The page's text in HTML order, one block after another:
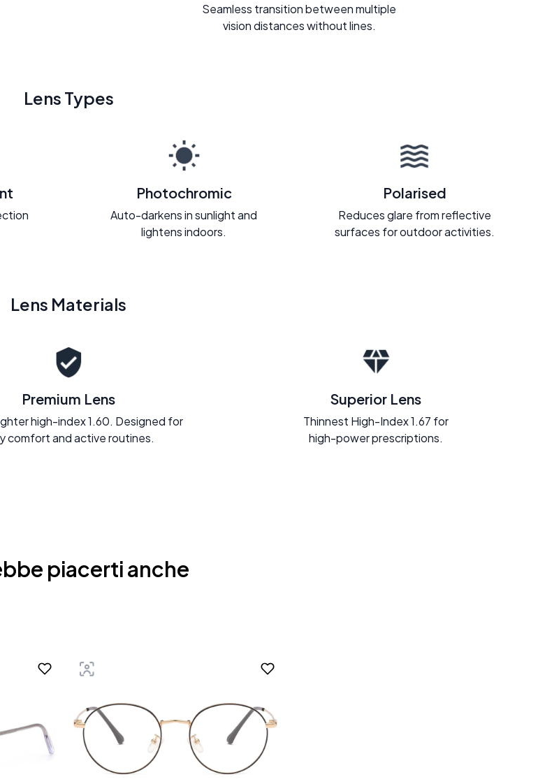
Seamless transition between multiple
vision distances without lines.
Lens Types
Photochromic
Auto-darkens in sunlight and
lightens indoors.
Polarised
Reduces glare from reflective
surfaces for outdoor activities.
Lens Materials
Premium Lens
high-index 1.60. Designed for
comfort and active routines.
Superior Lens
Thinnest High-Index 1.67 for
high-power prescriptions.
piacerti anche